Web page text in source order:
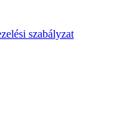
szabályzat